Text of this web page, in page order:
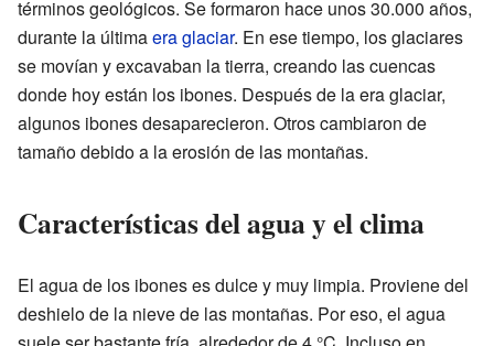
términos geológicos. Se formaron hace unos 30.000 años,
durante la últimaera glaciar. En ese tiempo, los glaciares
se movían y excavaban la tierra, creando las cuencas
donde hoy están los ibones. Después de la era glaciar,
algunos ibones desaparecieron. Otros cambiaron de
tamaño debido a la erosión de las montañas.
Características del agua y el clima
El agua de los ibones es dulce y muy limpia. Proviene del
deshielo de la nieve de las montañas. Por eso, el agua